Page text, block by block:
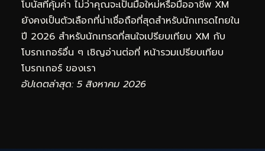
โบนัสที่คุ้มค่า ไม่ว่าคุณจะเป็นมือใหม่หรือมืออาชีพ XM
ยังคงเป็นตัวเลือกที่น่าเชื่อถือที่สุดสำหรับนักเทรดไทยใน
ปี 2026 สำหรับนักเทรดที่สนใจเปรียบเทียบ XM กับ
โบรกเกอร์อื่น ๆ เชิญอ่านต่อที่ หน้ารวมเปรียบเทียบ
โบรกเกอร์ ของเรา
อัปเดตล่าสุด: 5 สิงหาคม 2026